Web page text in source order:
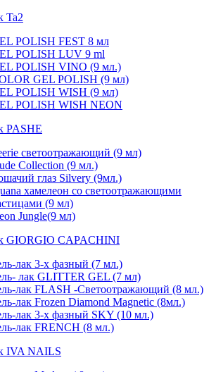
Ta2
POLISH FEST 8 мл
POLISH LUV 9 ml
POLISH VINO (9 мл.)
GEL POLISH (9 мл)
POLISH WISH (9 мл)
POLISH WISH NEON
PASHE
светоотражающий (9 мл)
Collection (9 мл.)
глаз Silvery (9мл.)
хамелеон со светоотражающими
(9 мл)
Jungle(9 мл)
GIORGIO CAPACHINI
лак 3-х фазный (7 мл.)
лак GLITTER GEL (7 мл)
лак FLASH -Cветоотражающий (8 мл.)
лак Frozen Diamond Magnetic (8мл.)
лак 3-х фазный SKY (10 мл.)
лак FRENCH (8 мл.)
IVA NAILS